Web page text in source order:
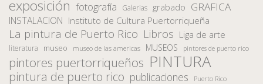
exposición fotografía Galerias grabado GRAFICA
INSTALACION Instituto de Cultura Puertorriqueña
La pintura de Puerto Rico Libros Liga de arte
literatura museo museo de las americas MUSEOS pintores de puerto rico
pintores puertorriqueños PINTURA
pintura de puerto rico publicaciones Puerto Rico